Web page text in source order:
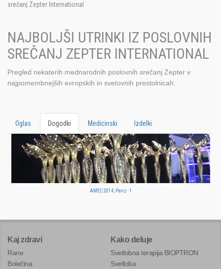
srečanj Zepter International
NAJBOLJŠI UTRINKI IZ POSLOVNIH
SREČANJ ZEPTER INTERNATIONAL
Pregled nekaterih mednarodnih poslovnih srečanj Zepter v
najpomembnejših evropskih in svetovnih prestolnicah.
Oglas Dogodki Medicinski Izdelki
AMEC 2014, Pariz - 1
Kaj zdravi
Rane
Bolečina
Kako deluje
Svetlobna terapija BIOPTRON
Svetloba